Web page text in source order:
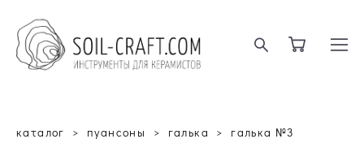
каталог > пуансоны > галька > галька №3